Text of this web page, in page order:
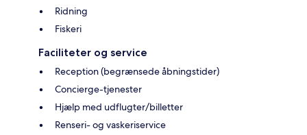
Ridning
Fiskeri
Faciliteter og service
Reception (begrænsede åbningstider)
Concierge-tjenester
Hjælp med udflugter/billetter
Renseri- og vaskeriservice